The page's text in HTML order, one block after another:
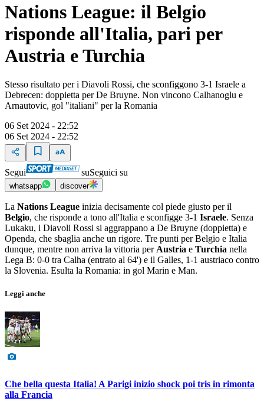
Nations League: il Belgio
risponde all'Italia, pari per
Austria e Turchia
Stesso risultato per i Diavoli Rossi, che sconfiggono 3-1 Israele a
Debrecen: doppietta per De Bruyne. Non vincono Calhanoglu e
Arnautovic, gol "italiani" per la Romania
06 Set 2024 - 22:52
06 Set 2024 - 22:52
Segui suSeguici su
whatsapp discover
La Nations League inizia decisamente col piede giusto per il
Belgio, che risponde a tono all'Italia e sconfigge 3-1 Israele. Senza
Lukaku, i Diavoli Rossi si aggrappano a De Bruyne (doppietta) e
Openda, che sbaglia anche un rigore. Tre punti per Belgio e Italia
dunque, mentre non arriva la vittoria per Austria e Turchia nella
Lega B: 0-0 tra Calha (entrato al 64') e il Galles, 1-1 austriaco contro
la Slovenia. Esulta la Romania: in gol Marin e Man.
Leggi anche
Che bella questa Italia! A Parigi inizio shock poi tris in rimonta
alla Francia